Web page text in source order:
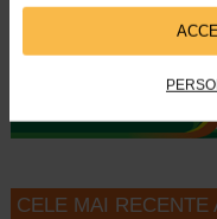
concentratie scazuta de
este potrivita chiar si pentru
CELE MAI RECENTE